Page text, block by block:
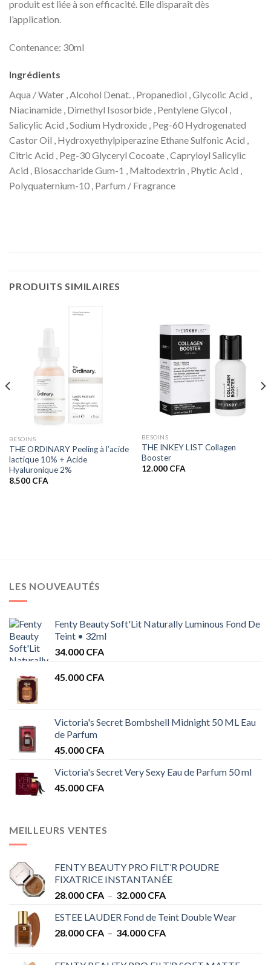
produit est liée à son efficacité. Elle disparaît dès
l’application.
Contenance: 30ml
Ingrédients
Aqua / Water , Alcohol Denat. , Propanediol , Glycolic Acid ,
Niacinamide , Dimethyl Isosorbide , Pentylene Glycol ,
Salicylic Acid , Sodium Hydroxide , Peg-60 Hydrogenated
Castor Oil , Hydroxyethylpiperazine Ethane Sulfonic Acid ,
Citric Acid , Peg-30 Glyceryl Cocoate , Capryloyl Salicylic
Acid , Biosaccharide Gum-1 , Maltodextrin , Phytic Acid ,
Polyquaternium-10 , Parfum / Fragrance
PRODUITS SIMILAIRES
BESOINS
THE ORDINARY Peeling à l’acide
lactique 10% + Acide
Hyaluronique 2%
8.500 CFA
BESOINS
THE INKEY LIST Collagen
Booster
12.000 CFA
LES NOUVEAUTÉS
Fenty Beauty Soft'Lit Naturally Luminous Fond De
Teint • 32ml
34.000 CFA
45.000 CFA
Victoria's Secret Bombshell Midnight 50 ML Eau
de Parfum
45.000 CFA
Victoria's Secret Very Sexy Eau de Parfum 50 ml
45.000 CFA
MEILLEURS VENTES
FENTY BEAUTY PRO FILT’R POUDRE
FIXATRICE INSTANTANÉE
28.000 CFA – 32.000 CFAPlage
prix :
28.000 CFA
ESTEE LAUDER Fond de Teint Double Wear
28.000 CFA – 34.000 CFAPlage